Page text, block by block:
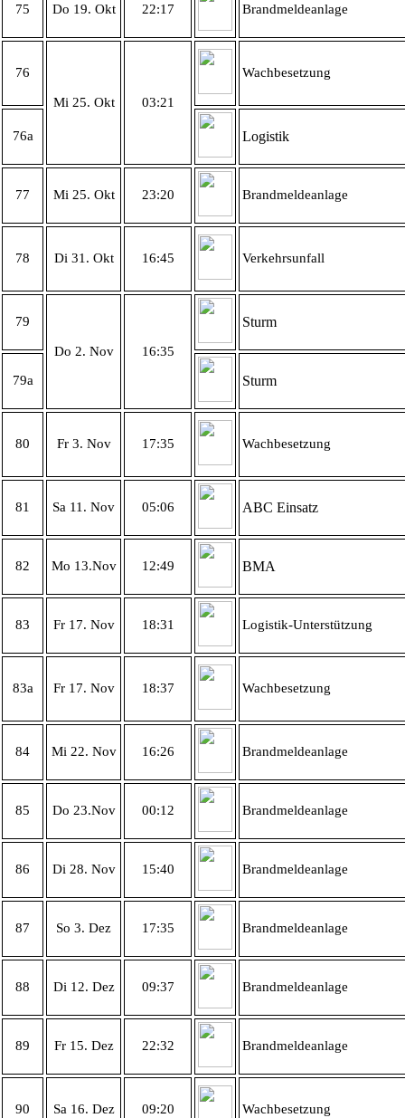
75 Do 19. Okt 22:17 Brandmeldeanlage
76
Mi 25. Okt 03:21
Wachbesetzung
76a Logistik
77 Mi 25. Okt 23:20 Brandmeldeanlage
78 Di 31. Okt 16:45 Verkehrsunfall
79
Do 2. Nov 16:35
Sturm
79a Sturm
80 Fr 3. Nov 17:35 Wachbesetzung
81 Sa 11. Nov 05:06 ABC Einsatz
82 Mo 13.Nov 12:49 BMA
83 Fr 17. Nov 18:31 Logistik-Unterstützung
83a Fr 17. Nov 18:37 Wachbesetzung
84 Mi 22. Nov 16:26 Brandmeldeanlage
85 Do 23.Nov 00:12 Brandmeldeanlage
86 Di 28. Nov 15:40 Brandmeldeanlage
87 So 3. Dez 17:35 Brandmeldeanlage
88 Di 12. Dez 09:37 Brandmeldeanlage
89 Fr 15. Dez 22:32 Brandmeldeanlage
90 Sa 16. Dez 09:20 Wachbesetzung